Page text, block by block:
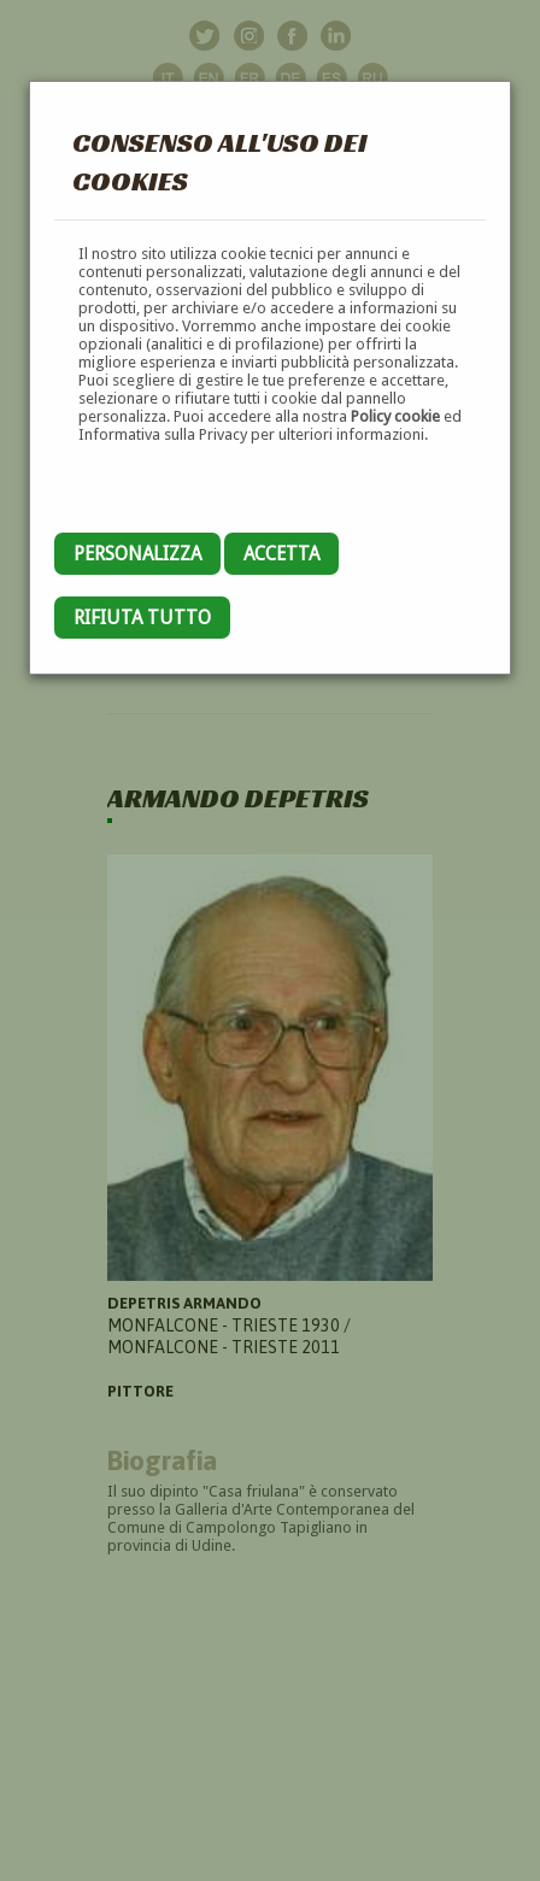
CONSENSO ALL'USO DEI
COOKIES
Il nostro sito utilizza cookie tecnici per annunci e
contenuti personalizzati, valutazione degli annunci e del
contenuto, osservazioni del pubblico e sviluppo di
prodotti, per archiviare e/o accedere a informazioni su
un dispositivo. Vorremmo anche impostare dei cookie
opzionali (analitici e di profilazione) per offrirti la
migliore esperienza e inviarti pubblicità personalizzata.
Puoi scegliere di gestire le tue preferenze e accettare,
selezionare o rifiutare tutti i cookie dal pannello
personalizza. Puoi accedere alla nostra Policy cookieed
Informativa sulla Privacy per ulteriori informazioni.
PERSONALIZZA ACCETTA
RIFIUTA TUTTO
GALLERIAD'ARTE
DIPINTI E SCULTURE '800 E '900
ARMANDO DEPETRIS
DEPETRIS ARMANDO
MONFALCONE - TRIESTE 1930 /
MONFALCONE - TRIESTE 2011
PITTORE
Biografia
Il suo dipinto "Casa friulana" è conservato
presso la Galleria d'Arte Contemporanea del
Comune di Campolongo Tapigliano in
provincia di Udine.